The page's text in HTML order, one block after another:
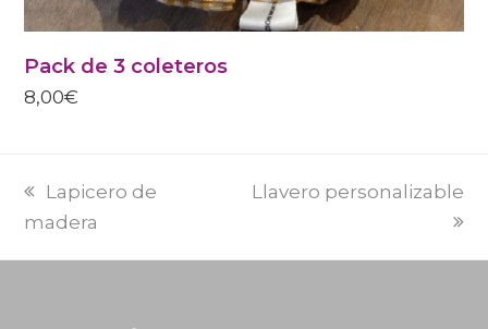
Pack de 3 coleteros
8,00€
Lapicero de
madera
NEXT
Llavero personalizable